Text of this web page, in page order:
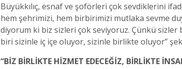
Büyükkılıç, esnaf ve şoförleri çok sevdiklerini
hem şehrimizi, hem birbirimizi mutlaka sevme
diyorum ki biz sizleri çok seviyoruz. Çünkü
biri sizinle iç içe oluyor, sizinle birlikte oluyor”
“BİZ BİRLİKTE HİZMET EDECEĞİZ, BİRLİKTE